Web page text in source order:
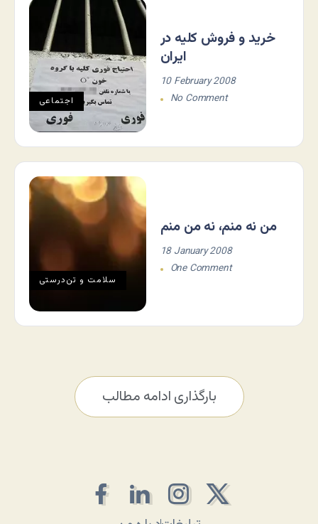
اجتماعی
خريد و فروش کليه در
ايران
10 February 2008
No Comment
سلامت و تن‌درستی
من نه منم، نه من منم
18 January 2008
One Comment
بارگذاری ادامه مطالب